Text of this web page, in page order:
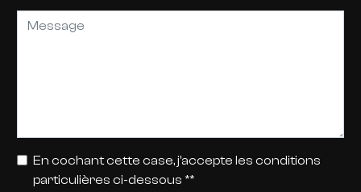
En cochant cette case, j'accepte les conditions
particulières ci-dessous **